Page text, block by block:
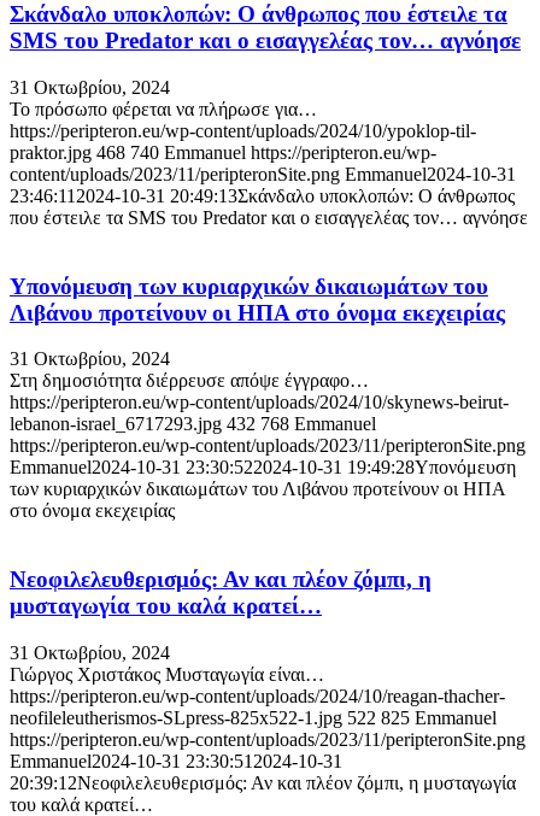
Σκάνδαλο υποκλοπών: Ο άνθρωπος που έστειλε τα
SMS του Predator και ο εισαγγελέας τον… αγνόησε
31 Οκτωβρίου, 2024
Το πρόσωπο φέρεται να πλήρωσε για…
https://peripteron.eu/wp-content/uploads/2024/10/ypoklop-til-
praktor.jpg 468 740 Emmanuel https://peripteron.eu/wp-
content/uploads/2023/11/peripteronSite.png Emmanuel2024-10-31
23:46:11 2024-10-31 20:49:13Σκάνδαλο υποκλοπών: Ο άνθρωπος
που έστειλε τα SMS του Predator και ο εισαγγελέας τον… αγνόησε
Υπονόμευση των κυριαρχικών δικαιωμάτων του
Λιβάνου προτείνουν οι ΗΠΑ στο όνομα εκεχειρίας
31 Οκτωβρίου, 2024
Στη δημοσιότητα διέρρευσε απόψε έγγραφο…
https://peripteron.eu/wp-content/uploads/2024/10/skynews-beirut-
lebanon-israel_6717293.jpg 432 768 Emmanuel
https://peripteron.eu/wp-content/uploads/2023/11/peripteronSite.png
Emmanuel2024-10-31 23:30:522024-10-31 19:49:28Υπονόμευση
των κυριαρχικών δικαιωμάτων του Λιβάνου προτείνουν οι ΗΠΑ
στο όνομα εκεχειρίας
Νεοφιλελευθερισμός: Αν και πλέον ζόμπι, η
μυσταγωγία του καλά κρατεί…
31 Οκτωβρίου, 2024
Γιώργος Χριστάκος Μυσταγωγία είναι…
https://peripteron.eu/wp-content/uploads/2024/10/reagan-thacher-
neofileleutherismos-SLpress-825x522-1.jpg 522 825 Emmanuel
https://peripteron.eu/wp-content/uploads/2023/11/peripteronSite.png
Emmanuel2024-10-31 23:30:51 2024-10-31
20:39:12Νεοφιλελευθερισμός: Αν και πλέον ζόμπι, η μυσταγωγία
του καλά κρατεί…